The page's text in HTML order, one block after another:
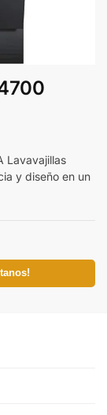
Lavavajillas
y diseño en un